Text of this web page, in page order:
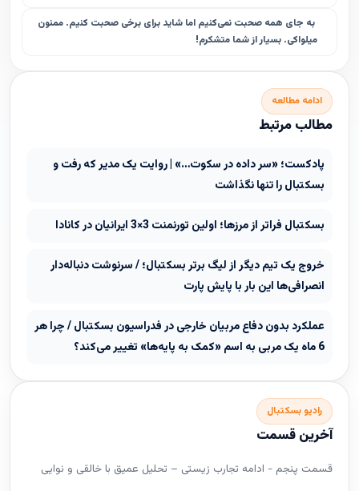
به جای همه صحبت نمی‌کنیم اما شاید برای برخی صحبت کنیم. ممنون
میلواکی. بسیار از شما متشکرم!
ادامه مطالعه
مطالب مرتبط
پادکست؛ «سر داده در سکوت…» | روایت یک مدیر که رفت و
بسکتبال را تنها نگذاشت
بسکتبال فراتر از مرزها؛ اولین تورنمنت 3×3 ایرانیان در کانادا
خروج یک تیم دیگر از لیگ برتر بسکتبال؛ / سرنوشت دنباله‌دار
انصرافی‌ها این بار با پایش پارت
عملکرد بدون دفاع مربیان خارجی در فدراسیون بسکتبال / چرا هر
6 ماه یک مربی به اسم «کمک به پایه‌ها» تغییر می‌کند؟
رادیو بسکتبال
آخرین قسمت
قسمت پنجم - ادامه تجارب زیستی – تحلیل عمیق با خالقی و نوایی